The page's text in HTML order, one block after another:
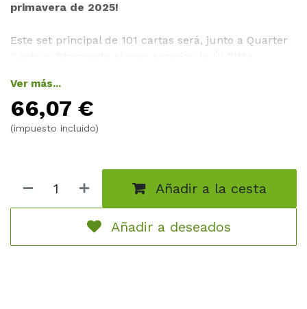
primavera de 2025!
Este set principal de 101 cartas será, junto a Quarter
Century Secret Rare, ¡antes de que desaparezca para
siempre! ¡Es tu última oportunidad! Este set está
lleno de cartas emocionantes que los Duelistas no
para el clásico Deck de Skull Servant y ¡los primeros
nuevos “Dragon Ruler” en años!
Alliance Insight incluye:
Ver más...
66,07 €
(impuesto incluido)
Añadir a la cesta
Añadir a deseados